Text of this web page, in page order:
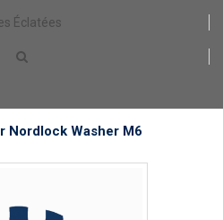
Éclatées
Nordlock Washer M6